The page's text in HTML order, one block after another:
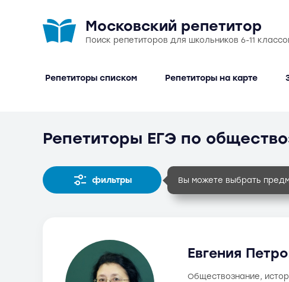
Московский репетитор
Поиск репетиторов для школьников 6-11
Репетиторы списком Репетиторы на карте
Репетиторы ЕГЭ по
фильтры Вы можете выбрать
Евгения
обществознание,